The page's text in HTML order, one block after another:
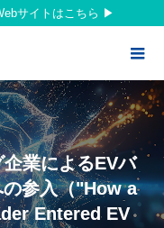
サイトはこちら
業によるEVバ
参入（"How a
Entered EV